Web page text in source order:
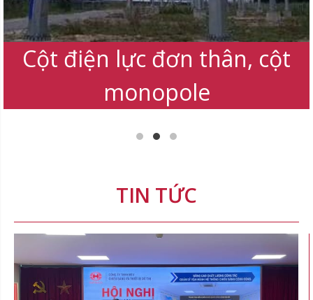
Chiếu sáng sân thể thao, sân
bay, bến cảng
TIN TỨC